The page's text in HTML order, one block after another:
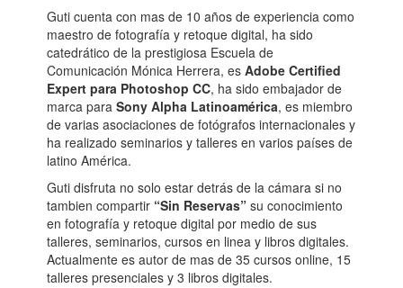
Guti cuenta con mas de 10 años de experiencia como
maestro de fotografía y retoque digital, ha sido
catedrático de la prestigiosa Escuela de
Comunicación Mónica Herrera, esAdobe Certified
Expert para Photoshop CC, ha sido embajador de
marca paraSony Alpha Latinoamérica, es miembro
de varias asociaciones de fotógrafos internacionales y
ha realizado seminarios y talleres en varios países de
latino América.
Guti disfruta no solo estar detrás de la cámara si no
tambien compartir “Sin Reservas” su conocimiento
en fotografía y retoque digital por medio de sus
talleres, seminarios, cursos en linea y libros digitales.
Actualmente es autor de mas de 35 cursos online, 15
talleres presenciales y 3 libros digitales.